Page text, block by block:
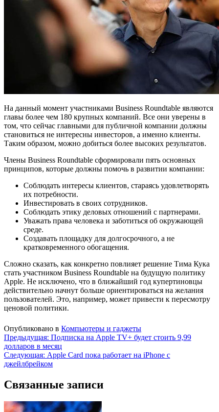
На данный момент участниками Business Roundtable являются
главы более чем 180 крупных компаний. Все они уверены в
том, что сейчас главными для публичной компании должны
становиться не интересны инвесторов, а именно клиенты.
Таким образом, можно добиться более высоких результатов.
Члены Business Roundtable сформировали пять основных
принципов, которые должны помочь в развитии компании:
Соблюдать интересы клиентов, стараясь удовлетворять
их потребности.
Инвестировать в своих сотрудников.
Соблюдать этику деловых отношений с партнерами.
Уважать права человека и заботиться об окружающей
среде.
Создавать площадку для долгосрочного, а не
кратковременного обогащения.
Сложно сказать, как конкретно повлияет решение Тима Кука
стать участником Business Roundtable на будущую политику
Apple. Не исключено, что в ближайший год купертиновцы
действительно начнут больше ориентироваться на желания
пользователей. Это, например, может привести к пересмотру
ценовой политики.
Опубликовано в Компьютеры и гаджеты
Навигация
по
записям
Предыдущая: Подписка на Apple TV+ будет стоить 9,99
долларов в месяц
Следующая: Apple Card пока работает на iPhone с
джейлбрейком
Связанные записи